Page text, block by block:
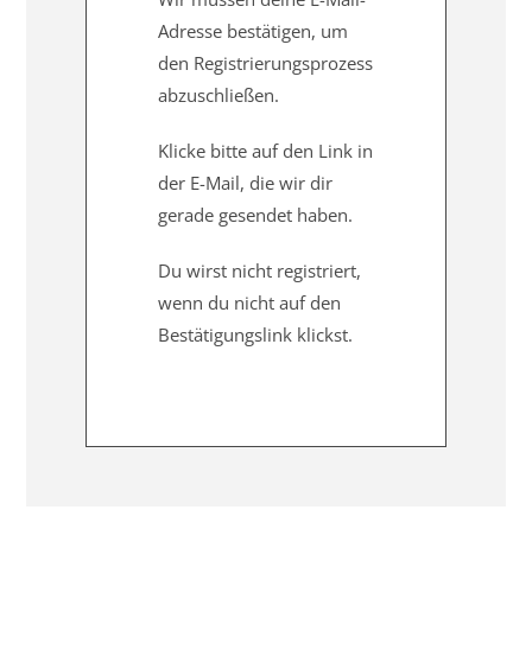
Adresse bestätigen, um
den Registrierungsprozess
abzuschließen.
Klicke bitte auf den Link in
der E-Mail, die wir dir
gerade gesendet haben.
Du wirst nicht registriert,
wenn du nicht auf den
Bestätigungslink klickst.